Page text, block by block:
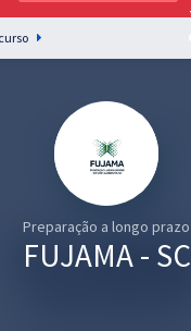
e intensiva para as principais
do Brasil
Preparação a longo prazo
FUJAMA - SC